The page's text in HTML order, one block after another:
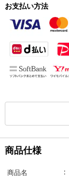
お支払い方法
商品仕様
商品名